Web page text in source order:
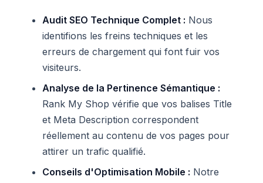
Audit SEO Technique Complet : Nous
identifions les freins techniques et les
erreurs de chargement qui font fuir vos
visiteurs.
Analyse de la Pertinence Sémantique :
Rank My Shop vérifie que vos balises Title
et Meta Description correspondent
réellement au contenu de vos pages pour
attirer un trafic qualifié.
Conseils d'Optimisation Mobile : Notre